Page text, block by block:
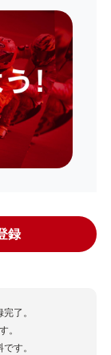
録
了。
。
す。